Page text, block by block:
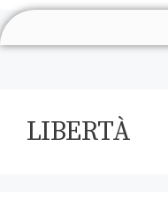
LIBERTÀ